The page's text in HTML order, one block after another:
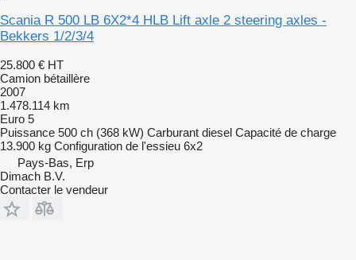
Scania R 500 LB 6X2*4 HLB Lift axle 2 steering axles -
Bekkers 1/2/3/4
25.800 € HT
Camion bétaillère
2007
1.478.114 km
Euro 5
Puissance 500 ch (368 kW) Carburant diesel Capacité de charge
13.900 kg Configuration de l'essieu 6x2
Pays-Bas, Erp
Dimach B.V.
Contacter le vendeur